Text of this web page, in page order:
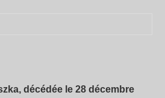
décédée le 28 décembre